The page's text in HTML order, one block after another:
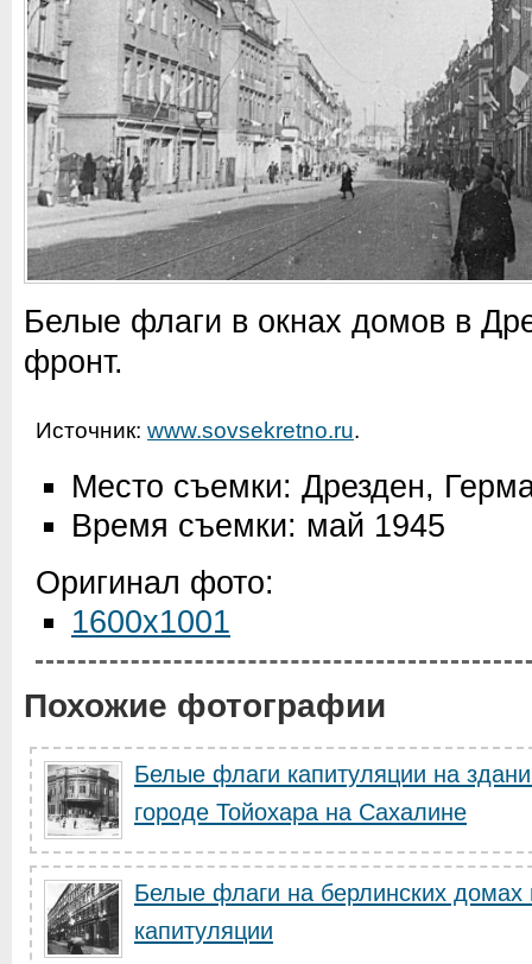
Белые флаги в окнах домов в
фронт.
Источник: www.sovsekretno.ru.
Место съемки: Дрезден,
Время съемки: май 1945
Оригинал фото:
1600x1001
Похожие фотографии
Белые флаги капитуляции на
городе Тойохара на Сахалине
Белые флаги на берлинских домах
капитуляции